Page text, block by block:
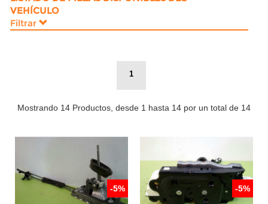
VEHÍCULO
Filtrar
1
Mostrando 14 Productos, desde 1 hasta 14 por un total de 14
-5% -5%